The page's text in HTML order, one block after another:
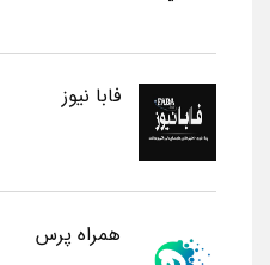
فابا نیوز
همراه پرس